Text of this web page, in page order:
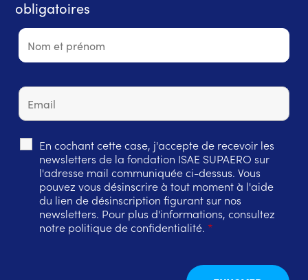
obligatoires
En cochant cette case, j'accepte de recevoir les
newsletters de la fondation ISAE SUPAERO sur
l'adresse mail communiquée ci-dessus. Vous
pouvez vous désinscrire à tout moment à l'aide
du lien de désinscription figurant sur nos
newsletters. Pour plus d'informations, consultez
notre politique de confidentialité. *